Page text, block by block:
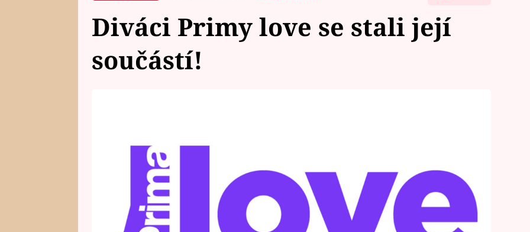
Diváci Primy love se stali její
součástí!